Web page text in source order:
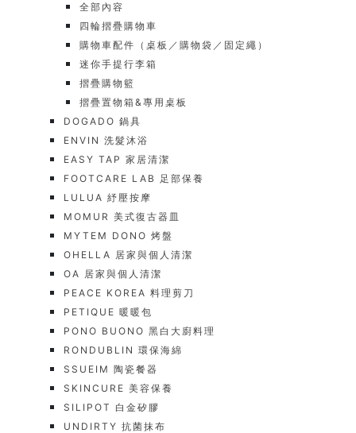
全部內容
四輪摺疊購物車
購物車配件（桌板／購物袋／固定繩）
迷你手提行李箱
摺疊購物籃
摺疊置物箱&專用桌板
DOGADO 鍋具
ENVIN 洗髮沐浴
EASY TAP 家居清潔
FOOTCARE LAB 足部保養
LULUA 紓壓按摩
MOMUR 美式復古器皿
MYTEM DONO 烤盤
OHELLA 居家與個人清潔
OA 居家與個人清潔
PEACE KOREA 料理剪刀
PETIQUE 暖暖包
PONO BUONO 黑白大廚料理
RONDUBLIN 環保海綿
SSUEIM 陶瓷餐器
SKINCURE 美容保養
SILIPOT 白金矽膠
UNDIRTY 抗菌抹布